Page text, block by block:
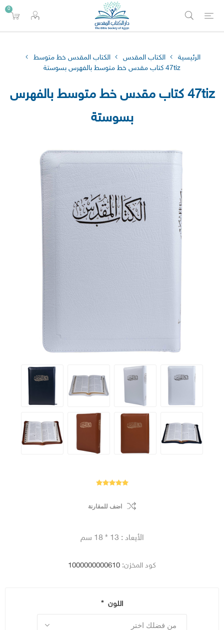
0
الرئيسية الكتاب المقدس
الكتاب المقدس خط متوسط
47tiz كتاب مقدس خط متوسط بالفهرس بسوستة
47tiz كتاب مقدس خط متوسط بالفهرس
بسوستة
اضف للمقارنة
الأبعاد : 13 * 18 سم
كود المخزن: 1000000000610
اللون *